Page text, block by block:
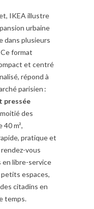
IKEA illustre
urbaine
dans plusieurs
format
et centré
répond à
parisien :
pressée
des
m²,
pratique et
vous
en libre-service
espaces,
citadins en
temps.